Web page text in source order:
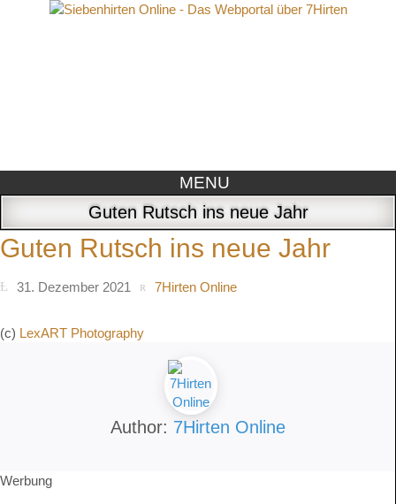
MENU
Guten Rutsch ins neue Jahr
Guten Rutsch ins neue Jahr
31. Dezember 2021 7Hirten Online
(c) LexART Photography
Author: 7Hirten Online
Werbung